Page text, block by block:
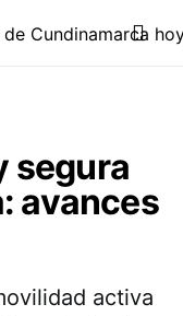
segura
avances
activa